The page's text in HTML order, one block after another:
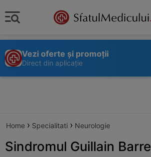
Vezi oferte și promoții
Direct din aplicație
Home › Specialitati › Neurologie
Sindromul Guillain Barre